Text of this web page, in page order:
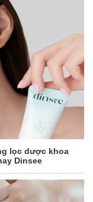
lọc dược khoa
Dinsee